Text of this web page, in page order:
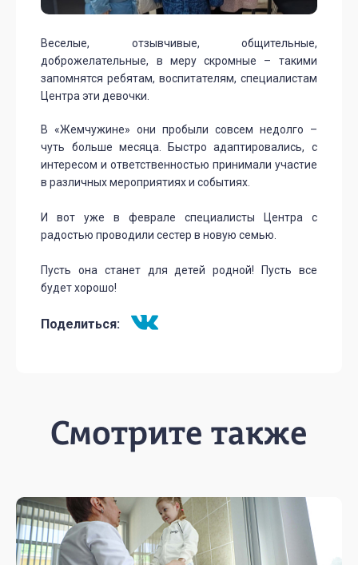
Веселые, отзывчивые, общительные,
доброжелательные, в меру скромные – такими
запомнятся ребятам, воспитателям, специалистам
Центра эти девочки.
В «Жемчужине» они пробыли совсем недолго –
чуть больше месяца. Быстро адаптировались, с
интересом и ответственностью принимали участие
в различных мероприятиях и событиях.
И вот уже в феврале специалисты Центра с
радостью проводили сестер в новую семью.
Пусть она станет для детей родной! Пусть все
будет хорошо!
Поделиться:
Смотрите также